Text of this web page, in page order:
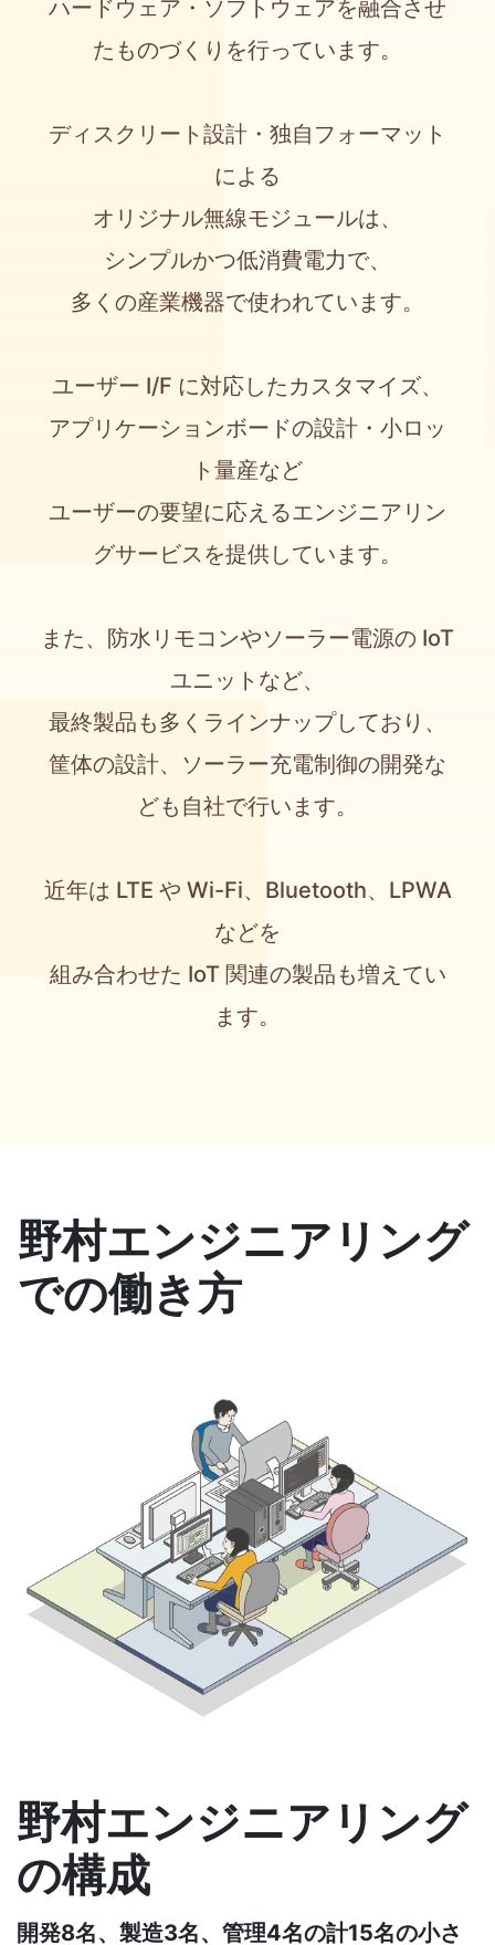
ハードウェア・ソフトウェアを融合させ
たものづくりを行っています。
ディスクリート設計・独自フォーマット
による
オリジナル無線モジュールは、
シンプルかつ低消費電力で、
多くの産業機器で使われています。
ユーザー I/F に対応したカスタマイズ、
アプリケーションボードの設計・小ロッ
ト量産など
ユーザーの要望に応えるエンジニアリン
グサービスを提供しています。
また、防水リモコンやソーラー電源の IoT
ユニットなど、
最終製品も多くラインナップしており、
筐体の設計、ソーラー充電制御の開発な
ども自社で行います。
近年は LTE や Wi-Fi、Bluetooth、LPWA
などを
組み合わせた IoT 関連の製品も増えてい
ます。
野村エンジニアリング
での働き方
野村エンジニアリング
の構成
開発8名、製造3名、管理4名の計15名の小さ